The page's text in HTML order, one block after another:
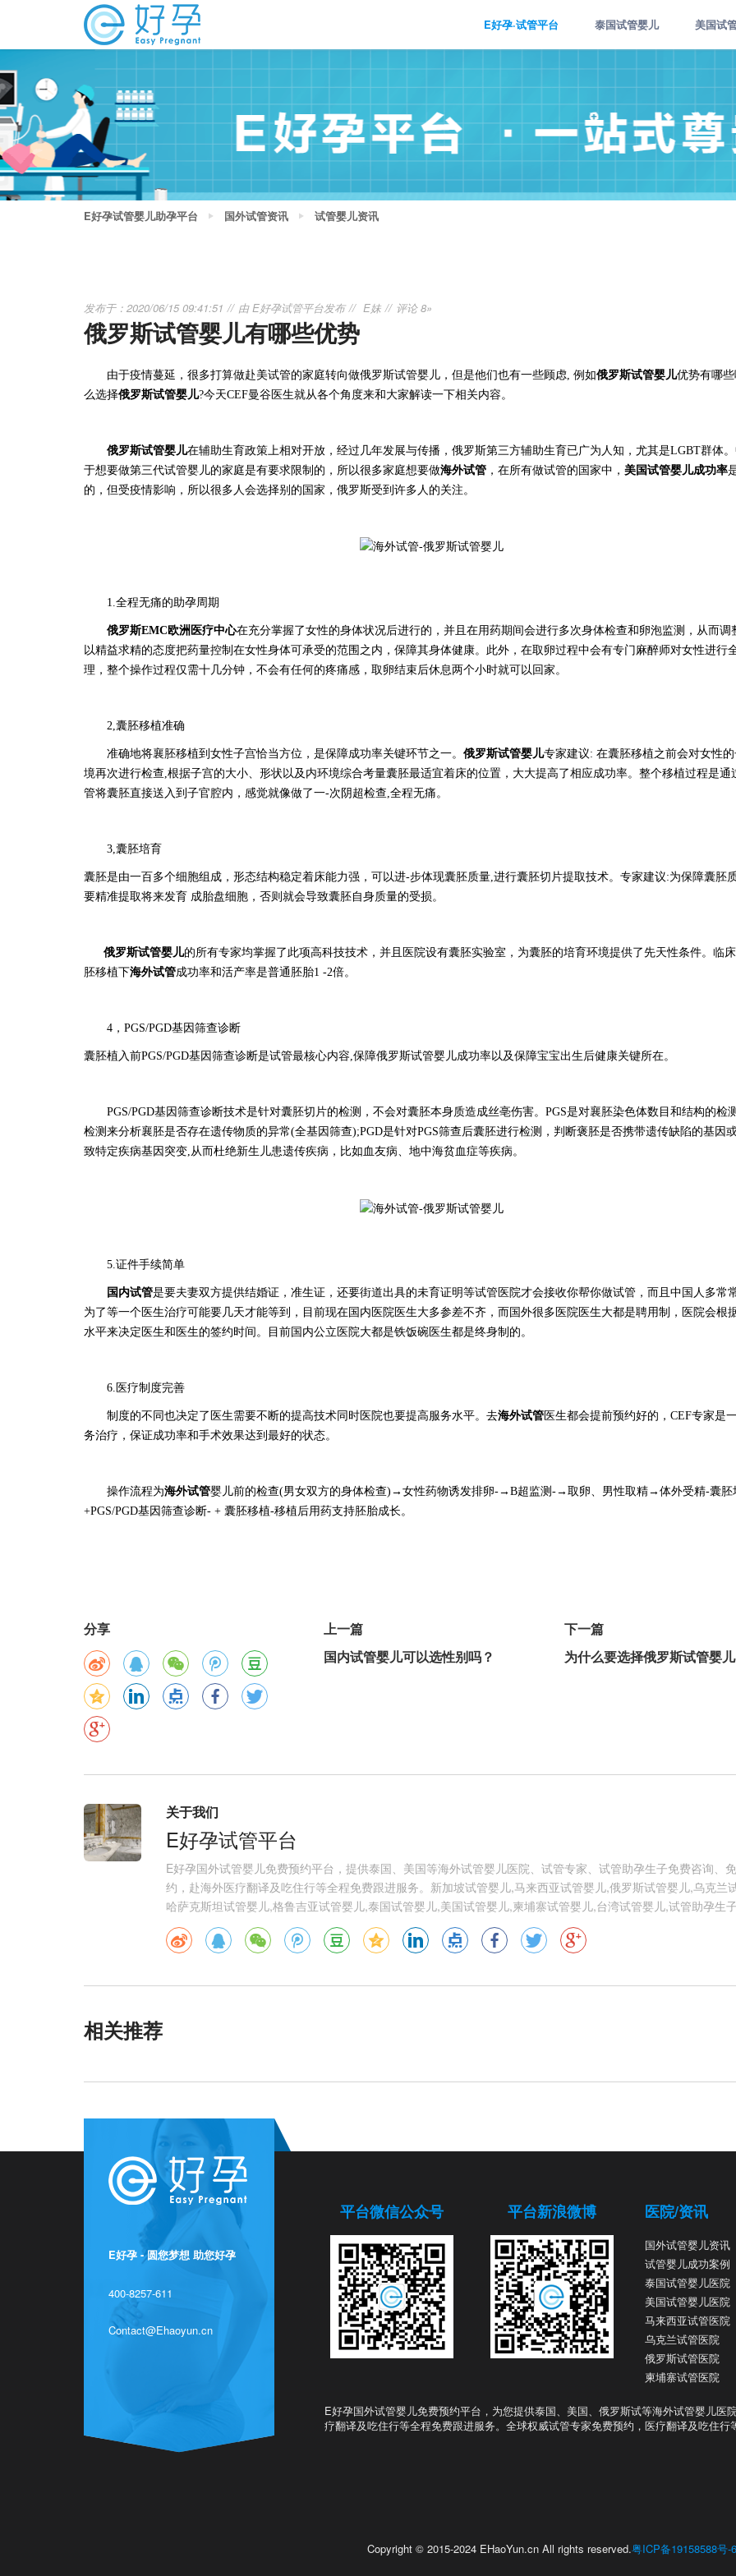
E好孕·试管平台 泰国试管婴儿 美国试
E好孕试管婴儿助孕平台 国外试管资讯 试管婴儿资讯
发布于：2020/06/15 09:41:51 由E好孕试管平台发布 E妹 评论 8»
俄罗斯试管婴儿有哪些优势
由于疫情蔓延，很多打算做赴美试管的家庭转向做俄罗斯试管婴儿，但是他们也有一些顾虑, 例如俄罗斯试管婴儿优势有哪
么选择俄罗斯试管婴儿?今天CEF曼谷医生就从各个角度来和大家解读一下相关内容。
俄罗斯试管婴儿在辅助生育政策上相对开放，经过几年发展与传播，俄罗斯第三方辅助生育已广为人知，尤其是LGBT群体
于想要做第三代试管婴儿的家庭是有要求限制的，所以很多家庭想要做海外试管 ，在所有做试管的国家中， 美国试管婴儿成功率
的，但受疫情影响，所以很多人会选择别的国家， 俄罗斯受到 许多人的关注。
1.全程无痛的助孕周期
俄罗斯EMC欧洲医疗中心在充分掌握了女性的身体状况后进行的，并且在用药期间会进行多次身体检查和卵泡监测，从而调
以精益求精的态度把药量控制在女性身体可承受的范围之内，保障其身体健康。此外，在取卵过程中会有专门麻醉师对女性进行
理，整个操作过程仅需十几分钟，不会有任何的疼痛感，取卵结束后休息两个小时就可以回家。
2,囊胚移植准确
准确地将襄胚移植到女性子宫恰当方位，是保障成功率关键环节之一。 俄罗斯试管婴儿专家建议: 在囊胚移植之前会对女性
境再次进行检查,根据子宫的大小、形状以及内环境综合考量囊胚最适宜着床的位置，大大提高了相应成功率。整个移植过程是通
管将囊胚直接送入到子官腔内，感觉就像做了一-次阴超检查,全程无痛。
3,囊胚培育
囊胚是由一百多个细胞组成，形态结构稳定着床能力强，可以进-步体现囊胚质量,进行囊胚切片提取技术。专家建议:为保障囊胚
要精准提取将来发育 成胎盘细胞，否则就会导致囊胚自身质量的受损。
俄罗斯试管婴儿的所有专家均掌握了此项高科技技术，并且医院设有囊胚实验室，为囊胚的培育环境提供了先天性条件。临
胚移植下海外试管成功率和活产率是普通胚胎1 -2倍。
4，PGS/PGD基因筛查诊断
囊胚植入前PGS/PGD基因筛查诊断是试管最核心内容,保障俄罗斯试管婴儿成功率以及保障宝宝出生后健康关键所在。
PGS/PGD基因筛查诊断技术是针对囊胚切片的检测，不会对囊胚本身质造成丝亳伤害。PGS是对襄胚染色体数目和结构的检
检测来分析襄胚是否存在遗传物质的异常(全基因筛查);PGD是针对PGS筛查后囊胚进行检测，判断褒胚是否携带遗传缺陷的基因
致特定疾病基因突变,从而杜绝新生儿患遗传疾病，比如血友病、地中海贫血症等疾病。
5.证件手续简单
国内试管是要夫妻双方提供结婚证，准生证，还要街道出具的未育证明等试管医院才会接收你帮你做试管，而且中国人多常
为了等一个医生治疗可能要几天才能等到，目前现在国内医院医生大多参差不齐，而国外很多医院医生大都是聘用制，医院会根
水平来决定医生和医生的签约时间。目前国内公立医院大都是铁饭碗医生都是终身制的。
6.医疗制度完善
制度的不同也决定了医生需要不断的提高技术同时医院也要提高服务水平。去海外试管医生都会提前预约好的， CEF专家是
务治疗，保证成功率和手术效果达到最好的状态。
操作流程为海外试管婴儿前的检查(男女双方的身体检查)→女性药物诱发排卵-→B超监测-→取卵、男性取精→体外受精-囊胚
+PGS/PGD基因筛查诊断- + 囊胚移植-移植后用药支持胚胎成长。
分享
上一篇
国内试管婴儿可以选性别吗？
下一篇
为什么要选择俄罗斯试管婴儿
关于我们
E好孕试管平台
E好孕国外试管婴儿免费预约平台，提供泰国、美国等海外试管婴儿医院、试管专家、试管助孕生子免费咨询、
约，赴海外医疗翻译及吃住行等全程免费跟进服务。新加坡试管婴儿,马来西亚试管婴儿,俄罗斯试管婴儿,乌克兰
哈萨克斯坦试管婴儿,格鲁吉亚试管婴儿,泰国试管婴儿,美国试管婴儿,柬埔寨试管婴儿,台湾试管婴儿,试管助孕生
相关推荐
E好孕 - 圆您梦想 助您好孕
400-8257-611
Contact@Ehaoyun.cn
平台微信公众号 平台新浪微博 医院/资讯
国外试管婴儿资讯
试管婴儿成功案例
泰国试管婴儿医院
美国试管婴儿医院
马来西亚试管医院
乌克兰试管医院
俄罗斯试管医院
柬埔寨试管医院
E好孕国外试管婴儿免费预约平台，为您提供泰国、美国、俄罗斯试等海外试管婴儿
疗翻译及吃住行等全程免费跟进服务。全球权威试管专家免费预约，医疗翻译及吃住行
Copyright © 2015-2024 EHaoYun.cn All rights reserved.粤ICP备19158588号-6